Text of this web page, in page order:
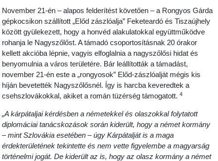
November 21-én – alapos felderítést követően – a Rongyos Gárda
gépkocsikon szállított „Előd zászlóalja” Feketeardó és Tiszaújhely
között gyülekezett, hogy a honvéd alakulatokkal együttműködve
rohanja le Nagyszőlőst. A támadó csoportosításnak 20 órakor
kellett akcióba lépnie, vagyis elfoglalnia a nagyszőlősi hidat és
benyomulnia a város területére. Bár leállították a támadást,
november 21-én este a „rongyosok” Előd-zászlóalját mégis kis
híján bevetették Nagyszőlősnél. Így is harcba keveredtek a
csehszlovákokkal, akiket a román tüzérség támogatott.4
„A kárpátaljai kérdésben a németekkel és olaszokkal folytatott
diplomáciai tanácskozások során kiderült, hogy a német kormány
– mint Szlovákia esetében – úgy Kárpátalját is a maga
érdekterületének tekintette és nem vette figyelembe a magyarság
történelmi jogát. De kiderült az is, hogy az olasz kormány a német